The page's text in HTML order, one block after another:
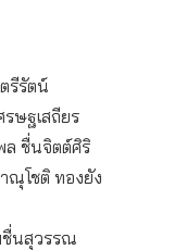
รีรัตน์
ษฐเสถียร
ล ชื่นจิตต์ศิริ
ณุโชติ ทองยัง
ชื่นสุวรรณ